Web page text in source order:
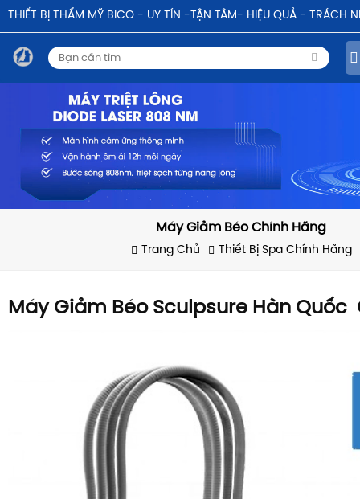
THIẾT BỊ THẨM MỸ BICO - UY TÍN -TẬN TÂM- HIỆU QUẢ - TRÁCH
Máy Giảm Béo Chính Hãng
Trang Chủ Thiết Bị Spa Chính Hãng
Máy Giảm Béo Sculpsure Hàn Quốc